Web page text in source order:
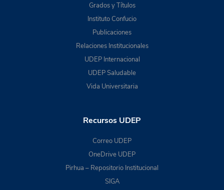
Grados y Títulos
Instituto Confucio
Publicaciones
Relaciones Institucionales
UDEP Internacional
UDEP Saludable
Vida Universitaria
Recursos UDEP
Correo UDEP
OneDrive UDEP
Pirhua – Repositorio Institucional
SIGA